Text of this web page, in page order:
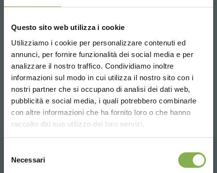
Questo sito web utilizza i cookie
Utilizziamo i cookie per personalizzare contenuti ed
annunci, per fornire funzionalità dei social media e per
analizzare il nostro traffico. Condividiamo inoltre
informazioni sul modo in cui utilizza il nostro sito con i
nostri partner che si occupano di analisi dei dati web,
pubblicità e social media, i quali potrebbero combinarle
con altre informazioni che ha fornito loro o che hanno
raccolto dal suo utilizzo dei loro servizi.
delNecessari
PRODUCTOS RELACIONADOS
Choose the country you are in and your
language for a better browsing experience
DESCARGAR
FICHA TÉCNICA
para descargar la ficha